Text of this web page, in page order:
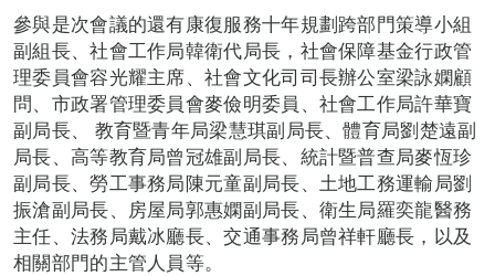
參與是次會議的還有康復服務十年規劃跨部門策導小組
副組長、社會工作局韓衛代局長，社會保障基金行政管
理委員會容光耀主席、社會文化司司長辦公室梁詠嫻顧
問、市政署管理委員會麥儉明委員、社會工作局許華寶
副局長、 教育暨青年局梁慧琪副局長、體育局劉楚遠副
局長、高等教育局曾冠雄副局長、統計暨普查局麥恆珍
副局長、勞工事務局陳元童副局長、土地工務運輸局劉
振滄副局長、房屋局郭惠嫻副局長、衛生局羅奕龍醫務
主任、法務局戴冰廳長、交通事務局曾祥軒廳長，以及
相關部門的主管人員等。